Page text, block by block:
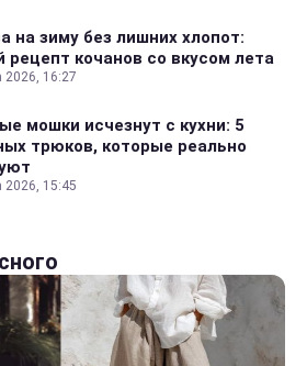
на зиму без лишних хлопот:
рецепт кочанов со вкусом лета
2026, 16:27
мошки исчезнут с кухни: 5
трюков, которые реально
2026, 15:45